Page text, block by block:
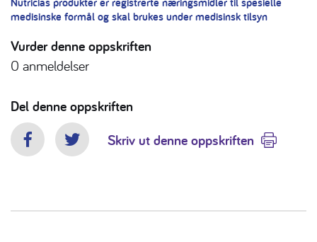
medisinske formål og skal brukes under medisinsk tilsyn
Vurder denne oppskriften
0 anmeldelser
Del denne oppskriften
FacebookTwitterSkriv ut denne oppskriften